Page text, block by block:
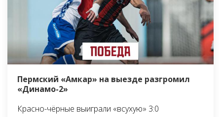
Пермский «Амкар» на выезде разгромил
«Динамо-2»
Красно-чёрные выиграли «всухую» 3:0